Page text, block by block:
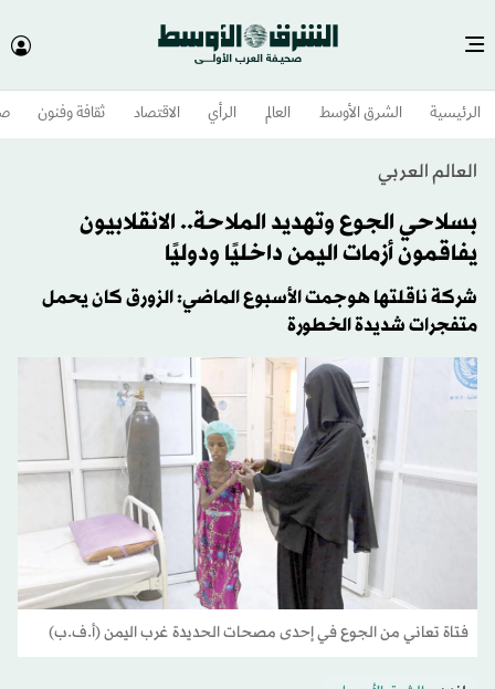
الرئيسية الشرق الأوسط​ العالم الرأي الاقتصاد ثقافة وفنون
العالم العربي
بسلاحي الجوع وتهديد الملاحة.. الانقلابيون
يفاقمون أزمات اليمن داخليًا ودوليًا
شركة ناقلتها هوجمت الأسبوع الماضي: الزورق كان يحمل
متفجرات شديدة الخطورة
فتاة تعاني من الجوع في إحدى مصحات الحديدة غرب اليمن (أ.ف.ب)